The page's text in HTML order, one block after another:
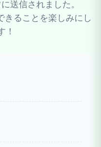
送信されました。
きることを楽しみにし
！